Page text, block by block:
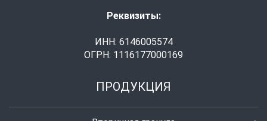
Реквизиты:
ИНН: 6146005574
ОГРН: 1116177000169
ПРОДУКЦИЯ